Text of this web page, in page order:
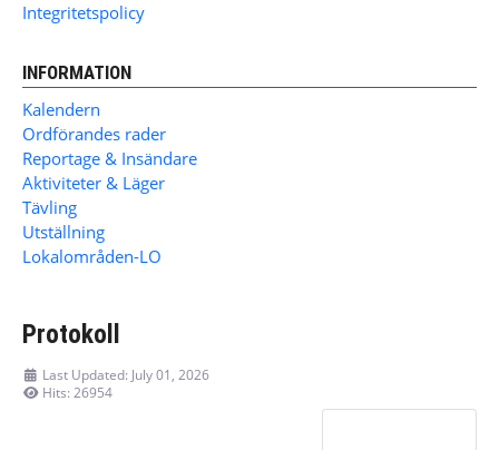
Integritetspolicy
INFORMATION
Kalendern
Ordförandes rader
Reportage & Insändare
Aktiviteter & Läger
Tävling
Utställning
Lokalområden-LO
Protokoll
Last Updated: July 01, 2026
Hits: 26954